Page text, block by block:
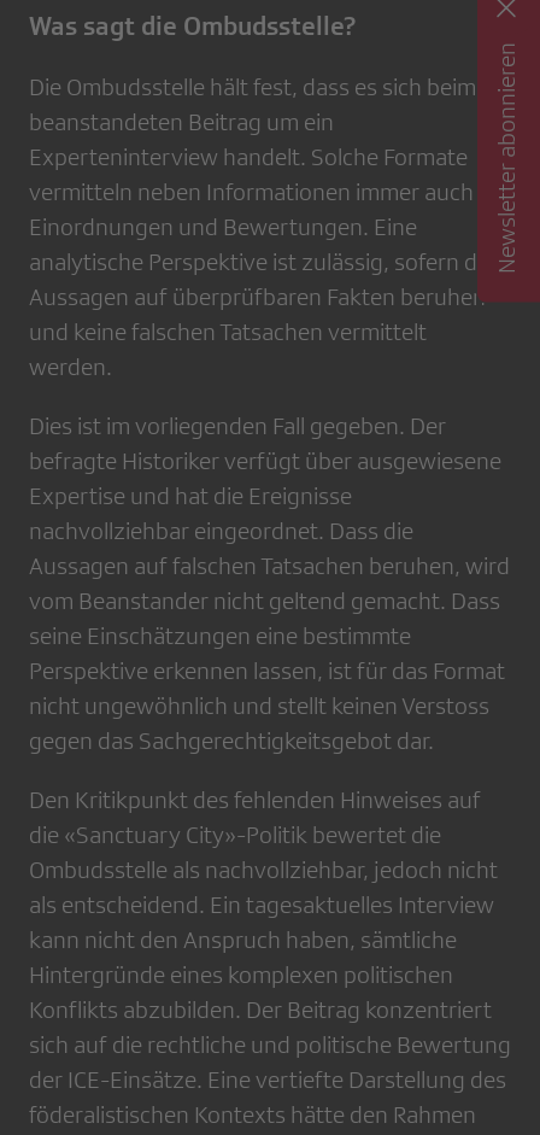
Was sagt die Ombudsstelle?
Die Ombudsstelle hält fest, dass es sich beim
beanstandeten Beitrag um ein
Experteninterview handelt. Solche Formate
vermitteln neben Informationen immer auch
Einordnungen und Bewertungen. Eine
analytische Perspektive ist zulässig, sofern die
Aussagen auf überprüfbaren Fakten beruhen
und keine falschen Tatsachen vermittelt
werden.
Dies ist im vorliegenden Fall gegeben. Der
befragte Historiker verfügt über ausgewiesene
Expertise und hat die Ereignisse
nachvollziehbar eingeordnet. Dass die
Aussagen auf falschen Tatsachen beruhen, wird
vom Beanstander nicht geltend gemacht. Dass
seine Einschätzungen eine bestimmte
Perspektive erkennen lassen, ist für das Format
nicht ungewöhnlich und stellt keinen Verstoss
gegen das Sachgerechtigkeitsgebot dar.
Den Kritikpunkt des fehlenden Hinweises auf
die «Sanctuary City»-Politik bewertet die
Ombudsstelle als nachvollziehbar, jedoch nicht
als entscheidend. Ein tagesaktuelles Interview
kann nicht den Anspruch haben, sämtliche
Hintergründe eines komplexen politischen
Konflikts abzubilden. Der Beitrag konzentriert
sich auf die rechtliche und politische Bewertung
der ICE-Einsätze. Eine vertiefte Darstellung des
föderalistischen Kontexts hätte den Rahmen
Newsletter abonnieren